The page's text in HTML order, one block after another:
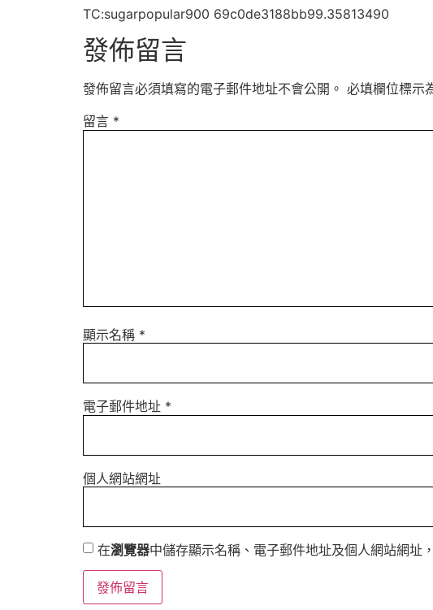
TC:sugarpopular900 69c0de3188bb99.35813490
發佈留言
發佈留言必須填寫的電子郵件地址不會公開。 必填欄位標示
留言 *
顯示名稱 *
電子郵件地址 *
個人網站網址
在瀏覽器中儲存顯示名稱、電子郵件地址及個人網站網址